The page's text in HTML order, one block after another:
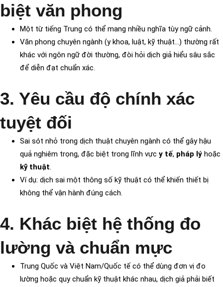
biệt văn phong
Một từ tiếng Trung có thể mang nhiều nghĩa tùy ngữ cảnh.
Văn phong chuyên ngành (y khoa, luật, kỹ thuật…) thường rất
khác với ngôn ngữ đời thường, đòi hỏi dịch giả hiểu sâu sắc
để diễn đạt chuẩn xác.
3. Yêu cầu độ chính xác
tuyệt đối
Sai sót nhỏ trong dịch thuật chuyên ngành có thể gây hậu
quả nghiêm trọng, đặc biệt trong lĩnh vực y tế, pháp lý hoặc
kỹ thuật.
Ví dụ: dịch sai một thông số kỹ thuật có thể khiến thiết bị
không thể vận hành đúng cách.
4. Khác biệt hệ thống đo
lường và chuẩn mực
Trung Quốc và Việt Nam/Quốc tế có thể dùng đơn vị đo
lường hoặc quy chuẩn kỹ thuật khác nhau, dịch giả phải biết